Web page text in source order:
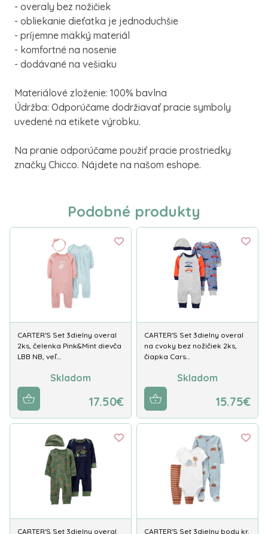
- overaly bez nožičiek
- obliekanie dieťatka je jednoduchšie
- príjemne mäkký materiál
- komfortné na nosenie
- dodávané na vešiaku
Materiálové zloženie: 100% bavlna
Údržba: Odporúčame dodržiavať pracie symboly
uvedené na etikete výrobku.
Na pranie odporúčame použiť pracie prostriedky
značky Chicco. Nájdete na našom eshope.
Podobné produkty
CARTER'S Set 3dielny overal
2ks, čelenka Pink&Mint dievča
LBB NB, veľ.…
Skladom
17.50€
CARTER'S Set 3dielny overal
na cvoky bez nožičiek 2ks,
čiapka Cars…
Skladom
15.75€
CARTER'S Set 3dielny overal CARTER'S Set 3dielny body kr.